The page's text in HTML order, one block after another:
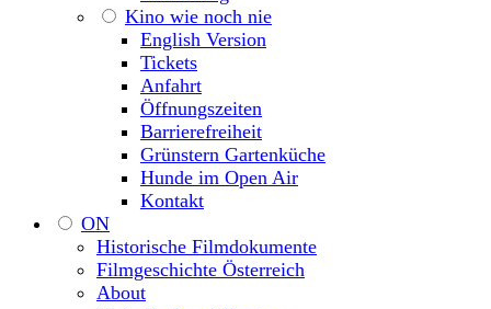
Kino wie noch nie
English Version
Tickets
Anfahrt
Öffnungszeiten
Barrierefreiheit
Grünstern Gartenküche
Hunde im Open Air
Kontakt
ON
Historische Filmdokumente
Filmgeschichte Österreich
About